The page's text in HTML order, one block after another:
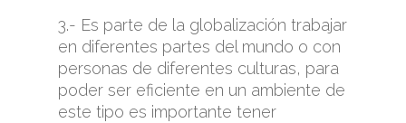
3.- Es parte de la globalización trabajar
en diferentes partes del mundo o con
personas de diferentes culturas, para
poder ser eficiente en un ambiente de
este tipo es importante tener